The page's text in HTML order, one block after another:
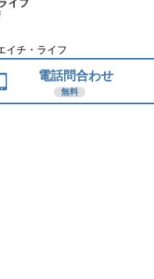
電話問合わせ
無料
イチ・ライフ
奈川県厚木市中町4-1-13 ティエイチ